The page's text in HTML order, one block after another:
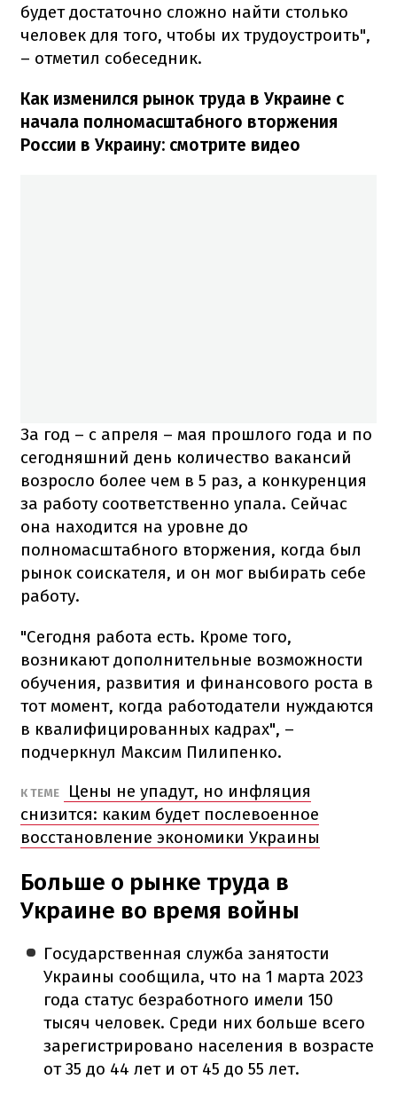
будет достаточно сложно найти столько
человек для того, чтобы их трудоустроить",
– отметил собеседник.
Как изменился рынок труда в Украине с
начала полномасштабного вторжения
России в Украину: смотрите видео
За год – с апреля – мая прошлого года и по
сегодняшний день количество вакансий
возросло более чем в 5 раз, а конкуренция
за работу соответственно упала. Сейчас
она находится на уровне до
полномасштабного вторжения, когда был
рынок соискателя, и он мог выбирать себе
работу.
"Сегодня работа есть. Кроме того,
возникают дополнительные возможности
обучения, развития и финансового роста в
тот момент, когда работодатели нуждаются
в квалифицированных кадрах", –
подчеркнул Максим Пилипенко.
К ТЕМЕ
Цены не упадут, но инфляция
снизится: каким будет послевоенное
восстановление экономики Украины
Больше о рынке труда в
Украине во время войны
Государственная служба занятости
Украины сообщила, что на 1 марта 2023
года статус безработного имели 150
тысяч человек. Среди них больше всего
зарегистрировано населения в возрасте
от 35 до 44 лет и от 45 до 55 лет.